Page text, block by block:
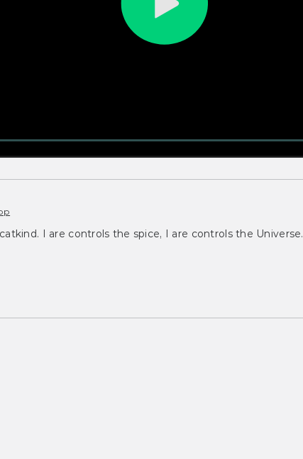
I are controls the spice, I are controls the Universe.